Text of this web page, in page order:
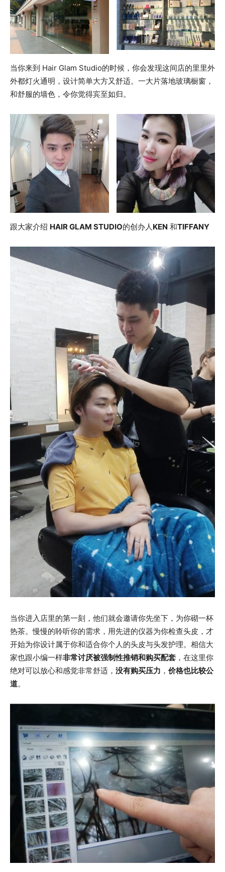
当你来到 Hair Glam Studio的时候，你会发现这间店的里里外
外都灯火通明，设计简单大方又舒适。一大片落地玻璃橱窗，
和舒服的墙色，令你觉得宾至如归。
跟大家介绍 HAIR GLAM STUDIO的创办人KEN 和TIFFANY
当你进入店里的第一刻，他们就会邀请你先坐下，为你砌一杯
热茶。慢慢的聆听你的需求，用先进的仪器为你检查头皮，才
开始为你设计属于你和适合你个人的头皮与头发护理。相信大
家也跟小编一样非常讨厌被强制性推销和购买配套 ，在这里你
绝对可以放心和感觉非常舒适， 没有购买压力 ， 价格也比较公
道。